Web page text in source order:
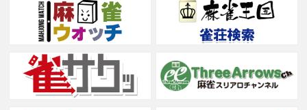
2025/10/29
スリム公式チャンネルを開設しました
家庭用全自動麻雀卓「スリムヴォイススコア」を中心に、麻雀
をもっと手軽に・もっと楽しくする情報をお届けします。